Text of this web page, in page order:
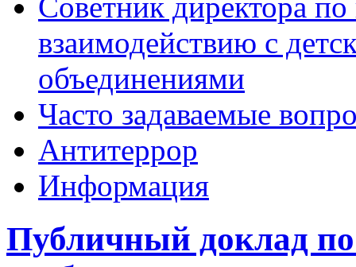
Советник директора
взаимодействию с
объединениями
Часто задаваемые
Антитеррор
Информация
Публичный доклад по